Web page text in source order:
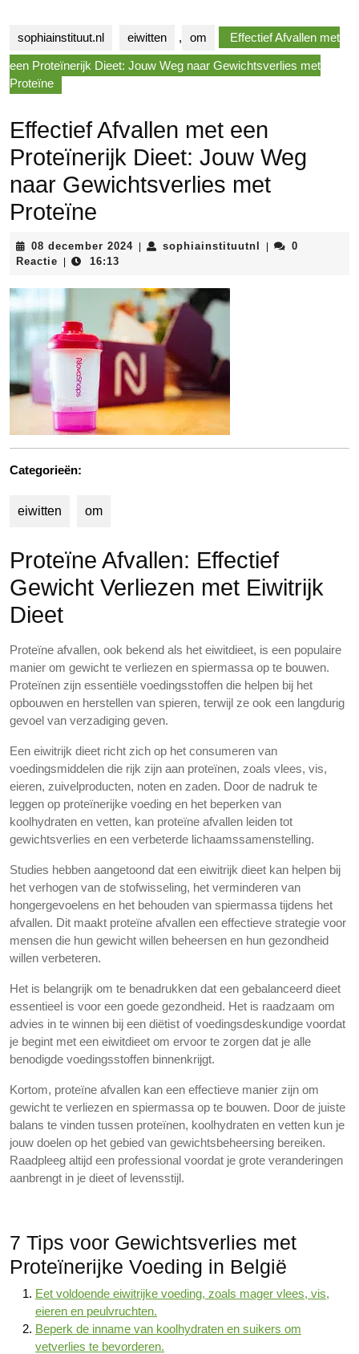
sophiainstituut.nl eiwitten , om Effectief Afvallen met
een Proteïnerijk Dieet: Jouw Weg naar Gewichtsverlies met
Proteïne
Effectief Afvallen met een
Proteïnerijk Dieet: Jouw Weg
naar Gewichtsverlies met
Proteïne
08 december 202408
sophiainstituutnl sophiainstituutnl
0
Reactie
16:13
Categorieën:
eiwitten om
Proteïne Afvallen: Effectief
Gewicht Verliezen met Eiwitrijk
Dieet
Proteïne afvallen, ook bekend als het eiwitdieet, is een populaire
manier om gewicht te verliezen en spiermassa op te bouwen.
Proteïnen zijn essentiële voedingsstoffen die helpen bij het
opbouwen en herstellen van spieren, terwijl ze ook een langdurig
gevoel van verzadiging geven.
Een eiwitrijk dieet richt zich op het consumeren van
voedingsmiddelen die rijk zijn aan proteïnen, zoals vlees, vis,
eieren, zuivelproducten, noten en zaden. Door de nadruk te
leggen op proteïnerijke voeding en het beperken van
koolhydraten en vetten, kan proteïne afvallen leiden tot
gewichtsverlies en een verbeterde lichaamssamenstelling.
Studies hebben aangetoond dat een eiwitrijk dieet kan helpen bij
het verhogen van de stofwisseling, het verminderen van
hongergevoelens en het behouden van spiermassa tijdens het
afvallen. Dit maakt proteïne afvallen een effectieve strategie voor
mensen die hun gewicht willen beheersen en hun gezondheid
willen verbeteren.
Het is belangrijk om te benadrukken dat een gebalanceerd dieet
essentieel is voor een goede gezondheid. Het is raadzaam om
advies in te winnen bij een diëtist of voedingsdeskundige voordat
je begint met een eiwitdieet om ervoor te zorgen dat je alle
benodigde voedingsstoffen binnenkrijgt.
Kortom, proteïne afvallen kan een effectieve manier zijn om
gewicht te verliezen en spiermassa op te bouwen. Door de juiste
balans te vinden tussen proteïnen, koolhydraten en vetten kun je
jouw doelen op het gebied van gewichtsbeheersing bereiken.
Raadpleeg altijd een professional voordat je grote veranderingen
aanbrengt in je dieet of levensstijl.
7 Tips voor Gewichtsverlies met
Proteïnerijke Voeding in België
Eet voldoende eiwitrijke voeding, zoals mager vlees, vis,
eieren en peulvruchten.
Beperk de inname van koolhydraten en suikers om
vetverlies te bevorderen.